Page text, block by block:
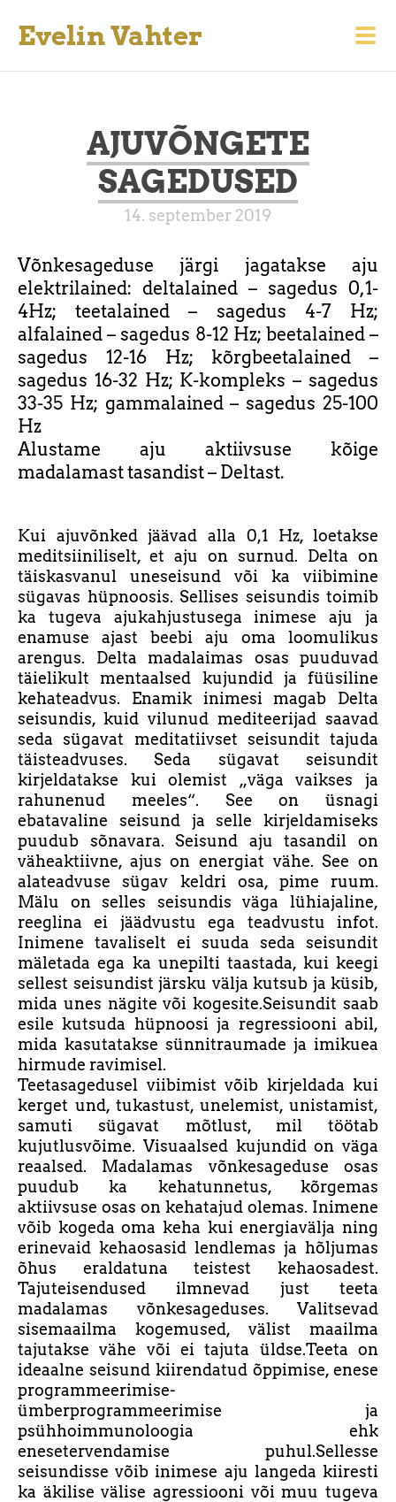
Evelin Vahter
AJUVÕNGETE
SAGEDUSED
14. september 2019
Võnkesageduse järgi jagatakse aju
elektrilained: deltalained – sagedus 0,1-
4Hz; teetalained – sagedus 4-7 Hz;
alfalained – sagedus 8-12 Hz; beetalained –
sagedus 12-16 Hz; kõrgbeetalained –
sagedus 16-32 Hz; K-kompleks – sagedus
33-35 Hz; gammalained – sagedus 25-100
Hz
Alustame aju aktiivsuse kõige
madalamast tasandist – Deltast.
Kui ajuvõnked jäävad alla 0,1 Hz, loetakse
meditsiiniliselt, et aju on surnud. Delta on
täiskasvanul uneseisund või ka viibimine
sügavas hüpnoosis. Sellises seisundis toimib
ka tugeva ajukahjustusega inimese aju ja
enamuse ajast beebi aju oma loomulikus
arengus. Delta madalaimas osas puuduvad
täielikult mentaalsed kujundid ja füüsiline
kehateadvus. Enamik inimesi magab Delta
seisundis, kuid vilunud mediteerijad saavad
seda sügavat meditatiivset seisundit tajuda
täisteadvuses. Seda sügavat seisundit
kirjeldatakse kui olemist „väga vaikses ja
rahunenud meeles“. See on üsnagi
ebatavaline seisund ja selle kirjeldamiseks
puudub sõnavara. Seisund aju tasandil on
väheaktiivne, ajus on energiat vähe. See on
alateadvuse sügav keldri osa, pime ruum.
Mälu on selles seisundis väga lühiajaline,
reeglina ei jäädvustu ega teadvustu infot.
Inimene tavaliselt ei suuda seda seisundit
mäletada ega ka unepilti taastada, kui keegi
sellest seisundist järsku välja kutsub ja küsib,
mida unes nägite või kogesite.Seisundit saab
esile kutsuda hüpnoosi ja regressiooni abil,
mida kasutatakse sünnitraumade ja imikuea
hirmude ravimisel.
Teetasagedusel viibimist võib kirjeldada kui
kerget und, tukastust, unelemist, unistamist,
samuti sügavat mõtlust, mil töötab
kujutlusvõime. Visuaalsed kujundid on väga
reaalsed. Madalamas võnkesageduse osas
puudub ka kehatunnetus, kõrgemas
aktiivsuse osas on kehatajud olemas. Inimene
võib kogeda oma keha kui energiavälja ning
erinevaid kehaosasid lendlemas ja hõljumas
õhus eraldatuna teistest kehaosadest.
Tajuteisendused ilmnevad just teeta
madalamas võnkesageduses. Valitsevad
sisemaailma kogemused, välist maailma
tajutakse vähe või ei tajuta üldse.Teeta on
ideaalne seisund kiirendatud õppimise, enese
programmeerimise-
ümberprogrammeerimise ja
psühhoimmunoloogia ehk
enesetervendamise puhul.Sellesse
seisundisse võib inimese aju langeda kiiresti
ka äkilise välise agressiooni või muu tugeva